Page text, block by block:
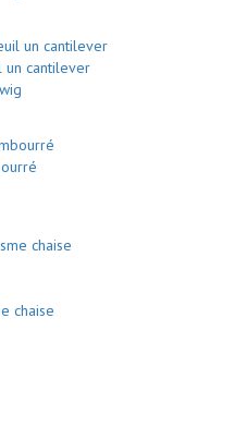
un cantilever
chaise